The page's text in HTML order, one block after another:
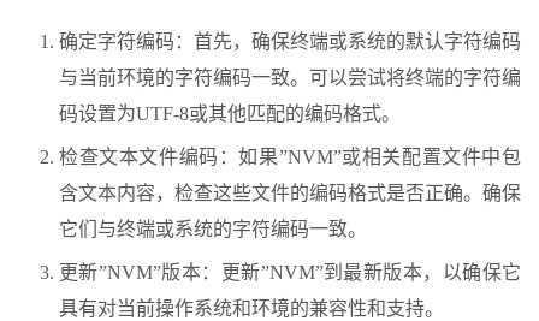
确定字符编码：首先，确保终端或系统的默认字符编码
与当前环境的字符编码一致。可以尝试将终端的字符编
码设置为UTF-8或其他匹配的编码格式。
检查文本文件编码：如果”NVM”或相关配置文件中包
含文本内容，检查这些文件的编码格式是否正确。确保
它们与终端或系统的字符编码一致。
更新”NVM”版本：更新”NVM”到最新版本，以确保它
具有对当前操作系统和环境的兼容性和支持。